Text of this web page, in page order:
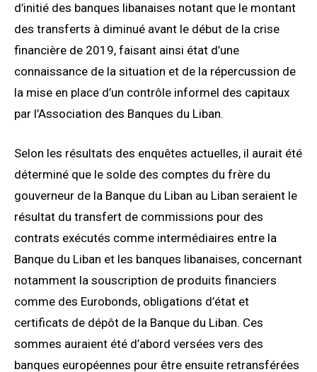
d’initié des banques libanaises notant que le montant
des transferts à diminué avant le début de la crise
financière de 2019, faisant ainsi état d’une
connaissance de la situation et de la répercussion de
la mise en place d’un contrôle informel des capitaux
par l’Association des Banques du Liban.
Selon les résultats des enquêtes actuelles, il aurait été
déterminé que le solde des comptes du frère du
gouverneur de la Banque du Liban au Liban seraient le
résultat du transfert de commissions pour des
contrats exécutés comme intermédiaires entre la
Banque du Liban et les banques libanaises, concernant
notamment la souscription de produits financiers
comme des Eurobonds, obligations d’état et
certificats de dépôt de la Banque du Liban. Ces
sommes auraient été d’abord versées vers des
banques européennes pour être ensuite retransférées